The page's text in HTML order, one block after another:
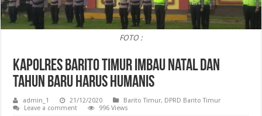
FOTO :
Kapolres Barito Timur Imbau Natal dan
Tahun Baru Harus Humanis
admin_1 21/12/2020 Barito Timur, DPRD Barito Timur
Leave a comment
996 Views